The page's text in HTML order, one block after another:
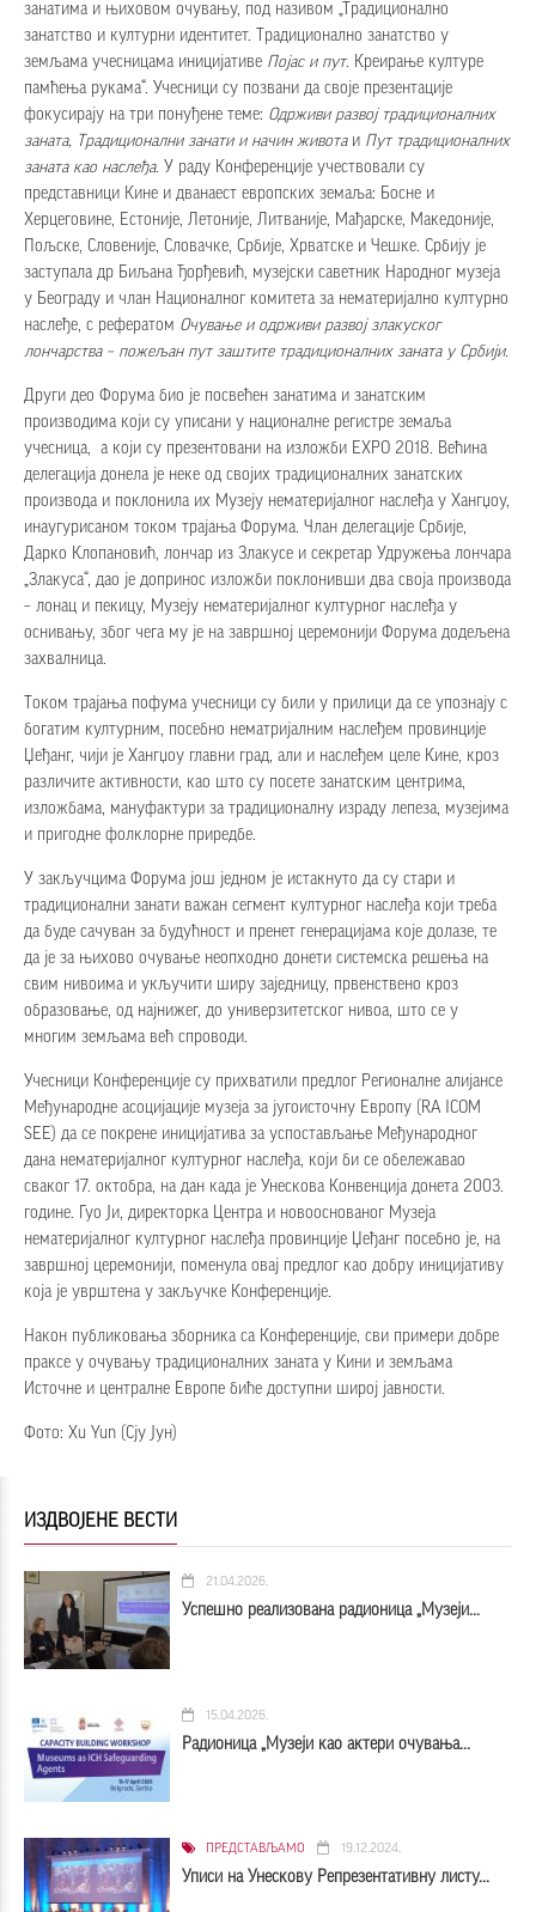
занатима и њиховом очувању, под називом „Традиционално
занатство и културни идентитет. Традиционално занатство у
земљама учесницама иницијативе Појас и пут. Креирање културе
памћења рукама“. Учесници су позвани да своје презентације
фокусирају на три понуђене теме: Одрживи развој традиционалних
заната, Традиционални занати и начин животаи Пут традиционалних
заната као наслеђа. У раду Конференције учествовали су
представници Кине и дванаест европских земаља: Босне и
Херцеговине, Естоније, Летоније, Литваније, Мађарске, Македоније,
Пољске, Словеније, Словачке, Србије, Хрватске и Чешке. Србију је
заступала др Биљана Ђорђевић, музејски саветник Народног музеја
у Београду и члан Националног комитета за нематеријално културно
наслеђе, с рефератом Очување и одрживи развој злакуског
лончарства – пожељан пут заштите традиционалних заната у Србији.
Други део Форума био је посвећен занатима и занатским
производима који су уписани у националне регистре земаља
учесница, а који су презентовани на изложби EXPO 2018. Већина
делегација донела је неке од својих традиционалних занатских
производа и поклонила их Музеју нематеријалног наслеђа у Хангџоу,
инаугурисаном током трајања Форума. Члан делегације Србије,
Дарко Клопановић, лончар из Злакусе и секретар Удружења лончара
„Злакуса“, дао је допринос изложби поклонивши два своја производа
– лонац и пекицу, Музеју нематеријалног културног наслеђа у
оснивању, због чега му је на завршној церемонији Форума додељена
захвалница.
Током трајања пофума учесници су били у прилици да се упознају с
богатим културним, посебно нематријалним наслеђем провинције
Џеђанг, чији је Хангџоу главни град, али и наслеђем целе Кине, кроз
различите активности, као што су посете занатским центрима,
изложбама, мануфактури за традиционалну израду лепеза, музејима
и пригодне фолклорне приредбе.
У закључцима Форума још једном је истакнуто да су стари и
традиционални занати важан сегмент културног наслеђа који треба
да буде сачуван за будућност и пренет генерацијама које долазе, те
да је за њихово очување неопходно донети системска решења на
свим нивоима и укључити ширу заједницу, првенствено кроз
образовање, од најнижег, до универзитетског нивоа, што се у
многим земљама већ спроводи.
Учесници Конференције су прихватили предлог Регионалне алијансе
Међународне асоцијације музеја за југоисточну Европу (RA ICOM
SEE) да се покрене иницијатива за успостављање Међународног
дана нематеријалног културног наслеђа, који би се обележавао
сваког 17. октобра, на дан када је Унескова Конвенција донета 2003.
године. Гуо Ји, директорка Центра и новооснованог Музеја
нематеријалног културног наслеђа провинције Џеђанг посебно је, на
завршној церемонији, поменула овај предлог као добру иницијативу
која је уврштена у закључке Конференције.
Након публиковања зборника са Конференције, сви примери добре
праксе у очувању традиционалних заната у Кини и земљама
Источне и централне Европе биће доступни широј јавности.
Фото: Xu Yun (Сју Јун)
ИЗДВОЈЕНЕ ВЕСТИ
21.04.2026.
Успешно реализована радионица „Музеји...
15.04.2026.
Радионица „Музеји као актери очувања...
ПРЕДСТАВЉАМО 19.12.2024.
Уписи на Унескову Репрезентативну листу...